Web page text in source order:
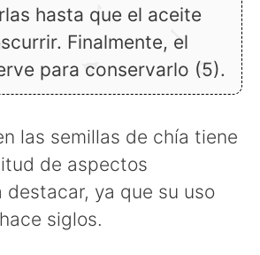
hasta que el aceite
Finalmente, el
para conservarlo (5).
las semillas de chía tiene
de aspectos
destacar, ya que su uso
siglos.